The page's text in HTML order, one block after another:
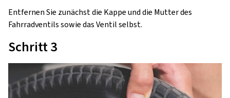
Entfernen Sie zunächst die Kappe und die Mutter des
Fahrradventils sowie das Ventil selbst.
Schritt 3